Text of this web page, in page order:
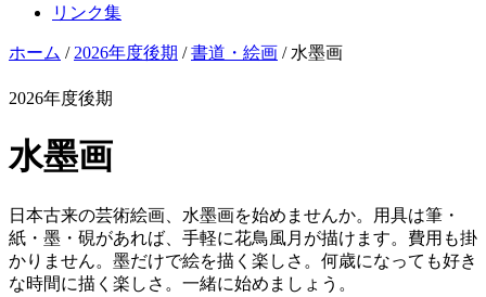
リンク集
ホーム / 2026年度後期 /書道・絵画 / 水墨画
2026年度後期
水墨画
日本古来の芸術絵画、水墨画を始めませんか。用具は筆・
紙・墨・硯があれば、手軽に花鳥風月が描けます。費用も掛
かりません。墨だけで絵を描く楽しさ。何歳になっても好き
な時間に描く楽しさ。一緒に始めましょう。